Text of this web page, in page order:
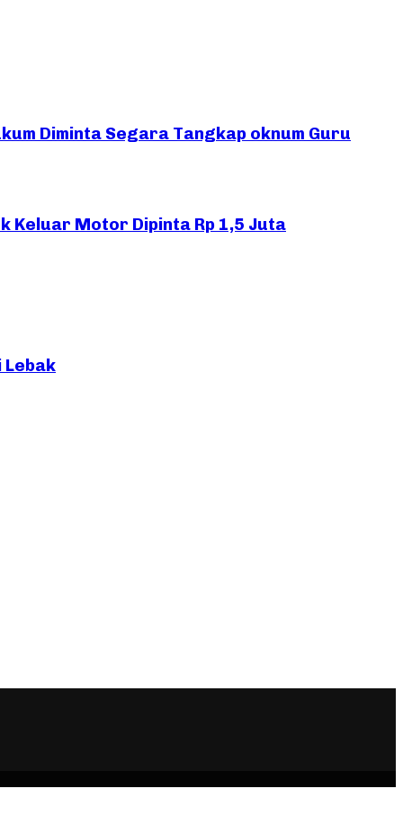
Diminta Segara Tangkap oknum Guru
Keluar Motor Dipinta Rp 1,5 Juta
Lebak